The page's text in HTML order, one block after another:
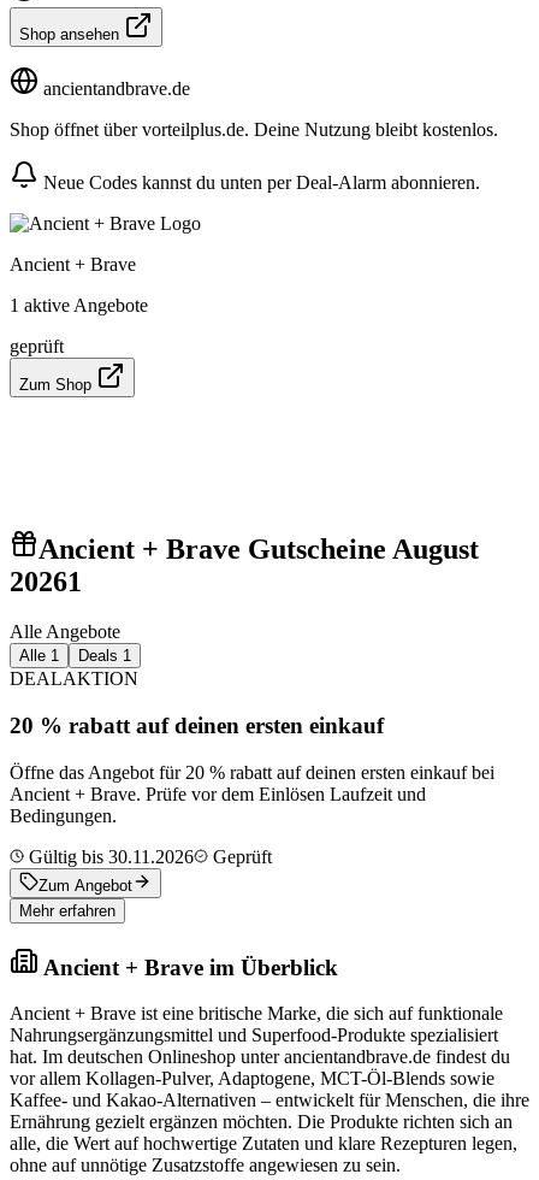
Shop ansehen
ancientandbrave.de
Shop öffnet über vorteilplus.de. Deine Nutzung bleibt kostenlos.
Neue Codes kannst du unten per Deal-Alarm abonnieren.
Ancient + Brave
1 aktive Angebote
geprüft
Zum Shop
Ancient + Brave Gutscheine August
20261
Alle Angebote
Alle 1 Deals 1
DEALAKTION
20 % rabatt auf deinen ersten einkauf
Öffne das Angebot für 20 % rabatt auf deinen ersten einkauf bei
Ancient + Brave. Prüfe vor dem Einlösen Laufzeit und
Bedingungen.
Gültig bis 30.11.2026
Geprüft
Zum Angebot
Mehr erfahren
Ancient + Brave im Überblick
Ancient + Brave ist eine britische Marke, die sich auf funktionale
Nahrungsergänzungsmittel und Superfood-Produkte spezialisiert
hat. Im deutschen Onlineshop unter ancientandbrave.de findest du
vor allem Kollagen-Pulver, Adaptogene, MCT-Öl-Blends sowie
Kaffee- und Kakao-Alternativen – entwickelt für Menschen, die ihre
Ernährung gezielt ergänzen möchten. Die Produkte richten sich an
alle, die Wert auf hochwertige Zutaten und klare Rezepturen legen,
ohne auf unnötige Zusatzstoffe angewiesen zu sein.